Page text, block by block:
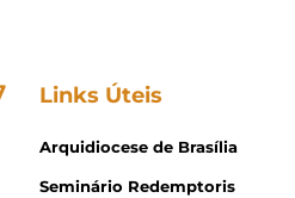
Links Úteis
Arquidiocese de Brasília
Seminário Redemptoris